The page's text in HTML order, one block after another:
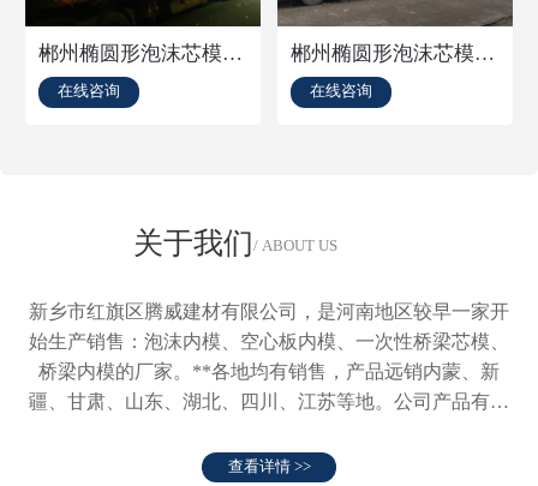
郴州椭圆形泡沫芯模批发厂家
在线咨询
郴州椭圆形泡沫芯模加工厂家
在线咨询
关于我们/ ABOUT US
新乡市红旗区腾威建材有限公司，是河南地区较早一家开
始生产销售：泡沫内模、空心板内模、一次性桥梁芯模、
桥梁内模的厂家。**各地均有销售，产品远销内蒙、新
疆、甘肃、山东、湖北、四川、江苏等地。公司产品有桥
查看详情 >>